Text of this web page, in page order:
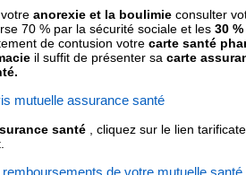
anorexie et la boulimie consulter
70 % par la sécurité sociale et les 30
de contusion votre carte santé
il suffit de présenter sa carte
mutuelle assurance santé
santé
, cliquez sur le lien